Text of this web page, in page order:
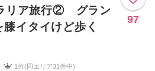
リア旅行② グラン
イタイけど歩く
97
1位(同エリア31件中)